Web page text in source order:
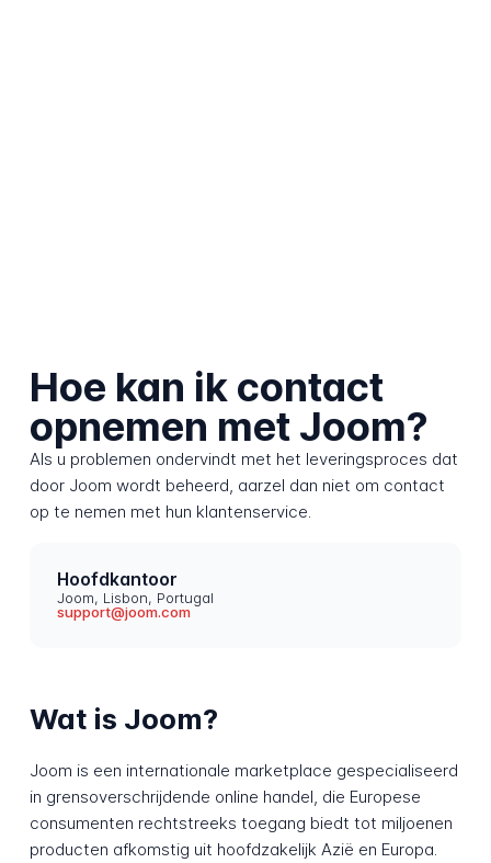
Hoe kan ik contact
opnemen met Joom?
Als u problemen ondervindt met het leveringsproces dat
door Joom wordt beheerd, aarzel dan niet om contact
op te nemen met hun klantenservice.
Hoofdkantoor
Joom, Lisbon, Portugal
support@joom.com
Wat is Joom?
Joom is een internationale marketplace gespecialiseerd
in grensoverschrijdende online handel, die Europese
consumenten rechtstreeks toegang biedt tot miljoenen
producten afkomstig uit hoofdzakelijk Azië en Europa.